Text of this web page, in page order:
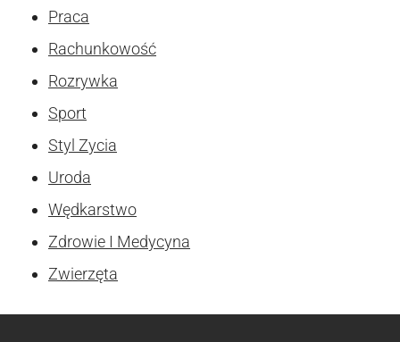
Praca
Rachunkowość
Rozrywka
Sport
Styl Zycia
Uroda
Wędkarstwo
Zdrowie I Medycyna
Zwierzęta